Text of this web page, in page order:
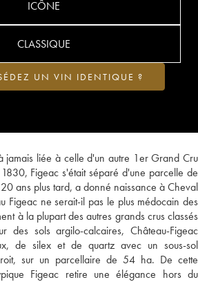
jamais liée à celle d'un autre 1er Grand Cru
Figeac s'était séparé d'une parcelle de
ans plus tard, a donné naissance à Cheval
Figeac ne serait-il pas le plus médocain des
à la plupart des autres grands crus classés
des sols argilo-calcaires, Château-Figeac
de silex et de quartz avec un sous-sol
sur un parcellaire de 54 ha. De cette
Figeac retire une élégance hors du
ICÔNE
CLASSIQUE
UN VIN IDENTIQUE ?